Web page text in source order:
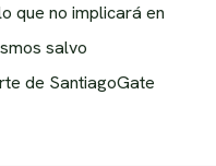
que no implicará en
salvo
de SantiagoGate